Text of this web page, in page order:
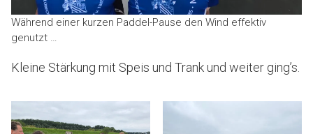
Während einer kurzen Paddel-Pause den Wind effektiv
genutzt …
Kleine Stärkung mit Speis und Trank und weiter ging’s.